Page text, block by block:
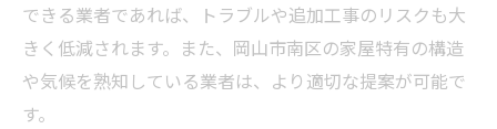
できる業者であれば、トラブルや追加工事のリスクも大
きく低減されます。また、岡山市南区の家屋特有の構造
や気候を熟知している業者は、より適切な提案が可能で
す。